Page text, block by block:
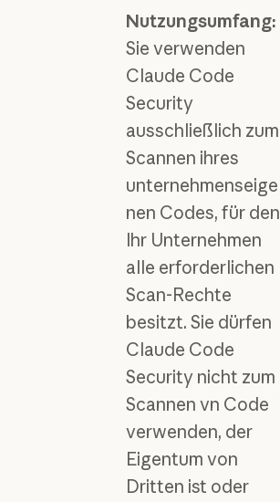
Nutzungsumfang:
Sie verwenden
Claude Code
Security
ausschließlich zum
Scannen ihres
unternehmenseige
nen Codes, für den
Ihr Unternehmen
alle erforderlichen
Scan-Rechte
besitzt. Sie dürfen
Claude Code
Security nicht zum
Scannen vn Code
verwenden, der
Eigentum von
Dritten ist oder